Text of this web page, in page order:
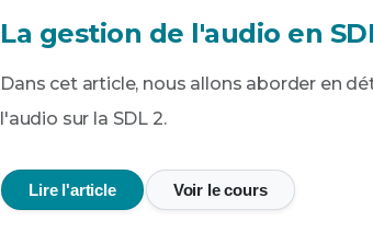
La gestion de l'audio en
Dans cet article, nous allons aborder en
l'audio sur la SDL 2.
Lire l'article Voir le cours